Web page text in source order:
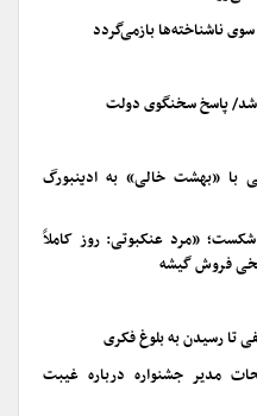
ناشناخته‌ها بازمی‌گردد
شد/ پاسخ سخنگوی دولت
با «بهشت خالی» به ادینبورگ
شکست؛ «مرد عنکبوتی: روز کاملاً
فروش گیشه
تا رسیدن به بلوغ فکری
ونیز ۲۰۲۶؛ توضیحات مدیر جشنواره درباره غیبت